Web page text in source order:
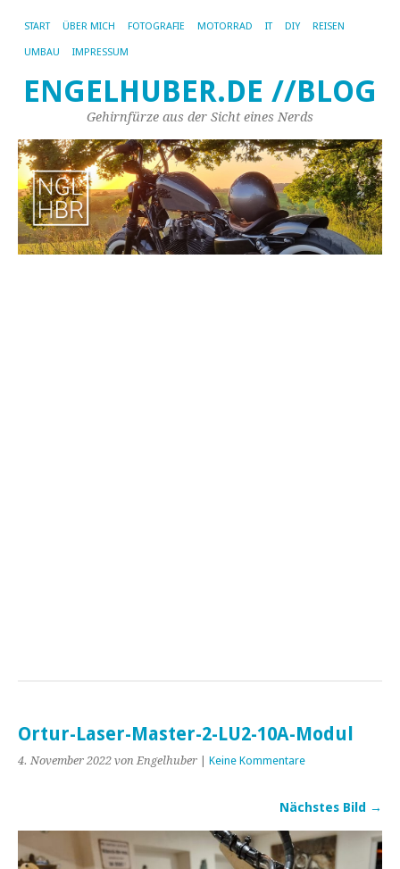
START ÜBER MICH FOTOGRAFIE MOTORRAD IT DIY REISEN
UMBAU IMPRESSUM
ENGELHUBER.DE //BLOG
Gehirnfürze aus der Sicht eines Nerds
Ortur-Laser-Master-2-LU2-10A-Modul
4. November 2022 von Engelhuber Keine Kommentare
Nächstes Bild →